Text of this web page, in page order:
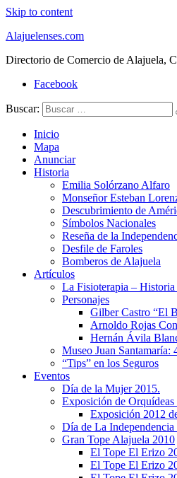
Skip to content
Alajuelenses.com
Directorio de Comercio de Alajuela,
Facebook
Buscar:
Inicio
Mapa
Anunciar
Historia
Emilia Solórzano Alfaro
Monseñor Esteban
Descubrimiento de
Símbolos Nacionales
Reseña de la
Desfile de Faroles
Bomberos de Alajuela
Artículos
La Fisioterapia –
Personajes
Gilber Castro “El
Arnoldo Rojas
Hernán Ávila
Museo Juan Santamaría:
“Tips” en los Seguros
Eventos
Día de la Mujer 2015.
Exposición de Orquídeas
Exposición 2012
Día de La Independencia
Gran Tope Alajuela 2010
El Tope El Erizo
El Tope El Erizo